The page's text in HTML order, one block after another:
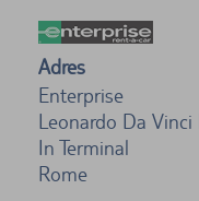
Adres
Enterprise
Leonardo Da Vinci
In Terminal
Rome